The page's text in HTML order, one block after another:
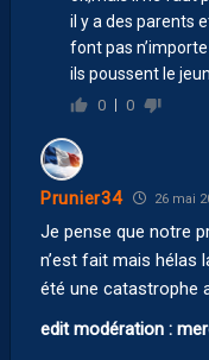
il y a des parents
font pas
ils poussent le
0 0
Prunier34 26 mai
Je pense que notre
n’est fait mais hélas
été une catastrophe
edit modération :